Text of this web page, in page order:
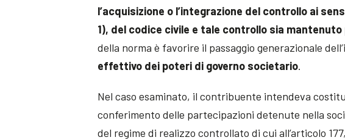
l’acquisizione o l’integrazione del controllo ai
1), del codice civile e tale controllo sia mantenuto
della norma è favorire il passaggio generazionale
effettivo dei poteri di governo societario.
Nel caso esaminato, il contribuente intendeva
conferimento delle partecipazioni detenute nella
del regime di realizzo controllato di cui all’articolo